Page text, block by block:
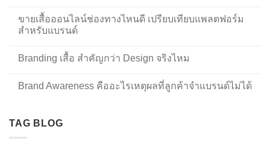
ขายเสื้อออนไลน์ช่องทางไหนดี เปรียบเทียบแพลตฟอร์ม
สำหรับแบรนด์
Branding เสื้อ สำคัญกว่า Design จริงไหม
Brand Awareness คืออะไรเหตุผลที่ลูกค้าจำแบรนด์ไม่ได้
TAG BLOG